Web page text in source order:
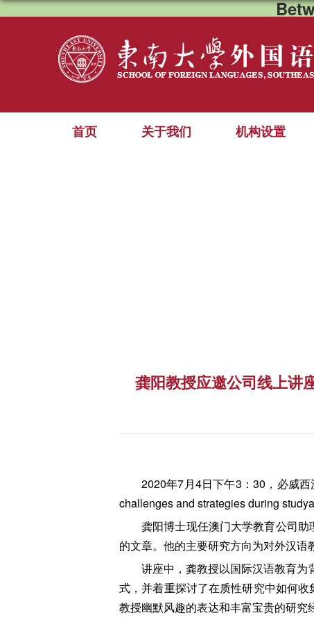
首页 关于我们 机构设置
龚阳教授应邀公司线上讲
2020年7月4日下午3：30，必威
challenges and strategies during
龚阳博士现任澳门大学教育公司
的文章。他的主要研究方向为对外汉语
讲座中，龚教授以国际汉语教育
式，并着重探讨了在质性研究中如何
教授幽默风趣的表达和丰富宝贵的研究